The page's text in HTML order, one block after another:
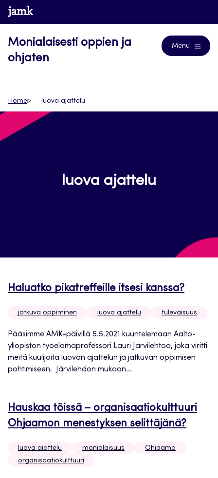
Siirry
suoraan
www.jamk.fi
Monialaisesti oppien ja
ohjaten
Menu
Home luova ajattelu
luova ajattelu
Haluatko pikatreffeille itsesi kanssa?
jatkuva oppiminen luova ajattelu tulevaisuus
Pääsimme AMK-päivillä 5.5.2021 kuuntelemaan Aalto-
yliopiston työelämäprofessori Lauri Järvilehtoa, joka viritti
meitä kuulijoita luovan ajattelun ja jatkuvan oppimisen
pohtimiseen. Järvilehdon mukaan...
Hauskaa töissä – organisaatiokulttuuri
Ohjaamon menestyksen selittäjänä?
luova ajattelu monialaisuus
Ohjaamo
organisaatiokulttuuri